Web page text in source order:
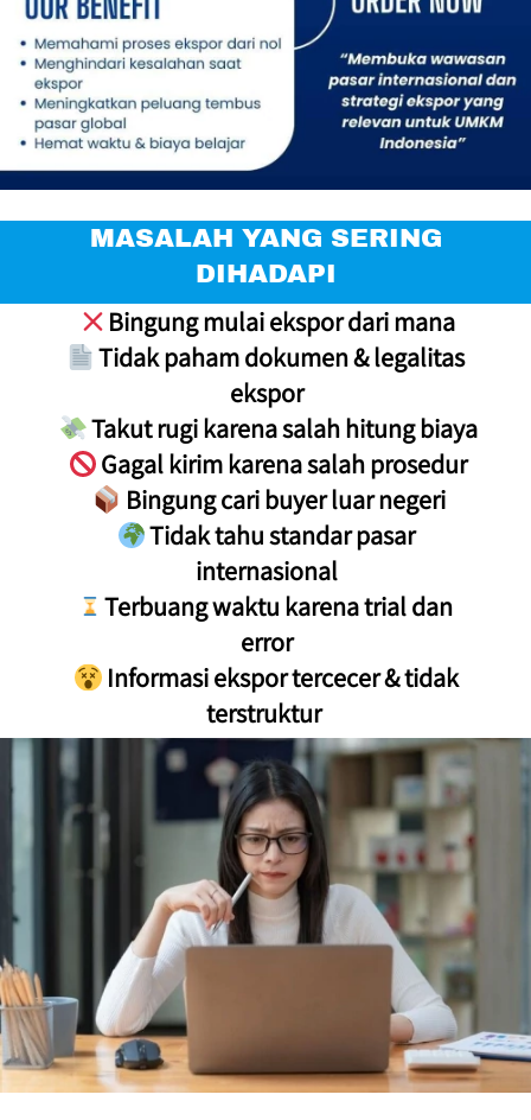
DIHADAPI
Bingung mulai ekspor dari mana
Tidak paham dokumen & legalitas
ekspor
Takut rugi karena salah hitung biaya
Gagal kirim karena salah prosedur
Bingung cari buyer luar negeri
Tidak tahu standar pasar
internasional
Terbuang waktu karena trial dan
error
Informasi ekspor tercecer & tidak
terstruktur